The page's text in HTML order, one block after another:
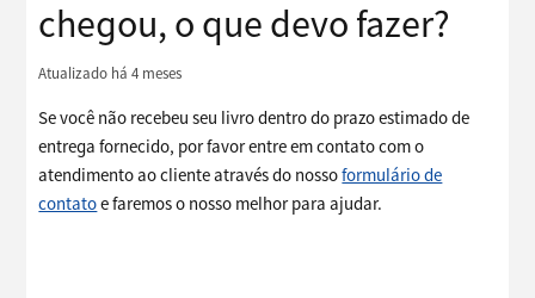
chegou, o que devo fazer?
Atualizado há 4 meses
Se você não recebeu seu livro dentro do prazo estimado de
entrega fornecido, por favor entre em contato com o
atendimento ao cliente através do nossoformulário de
contatoe faremos o nosso melhor para ajudar.